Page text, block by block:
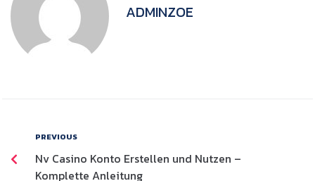
ADMINZOE
PREVIOUS
Nv Casino Konto Erstellen und Nutzen –
Komplette Anleitung